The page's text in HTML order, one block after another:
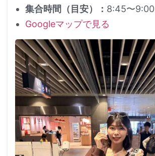
集合時間（目安）： 8:45〜9:00
Googleマップで見る